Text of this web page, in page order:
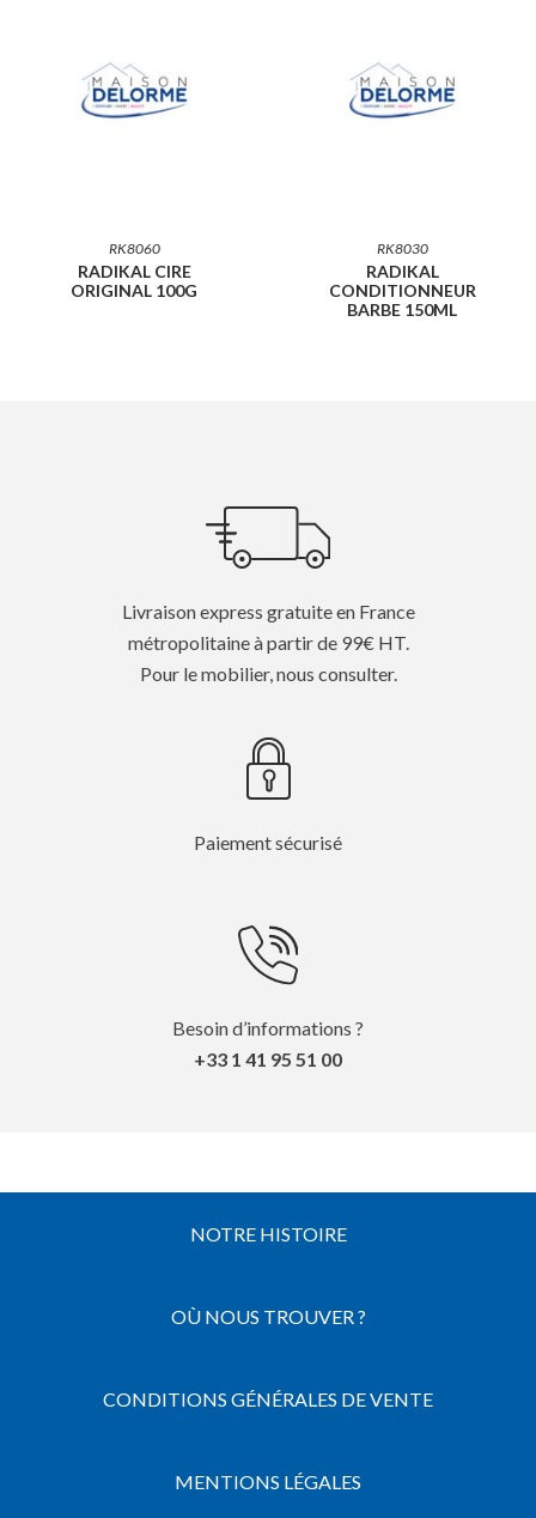
RK8060
RADIKAL CIRE
ORIGINAL 100G
RK8030
RADIKAL
CONDITIONNEUR
BARBE 150ML
Livraison express gratuite en France
métropolitaine à partir de 99€ HT.
Pour le mobilier, nous consulter.
Paiement sécurisé
Besoin d’informations ?
+33 1 41 95 51 00
NOTRE HISTOIRE
OÙ NOUS TROUVER ?
CONDITIONS GÉNÉRALES DE VENTE
MENTIONS LÉGALES